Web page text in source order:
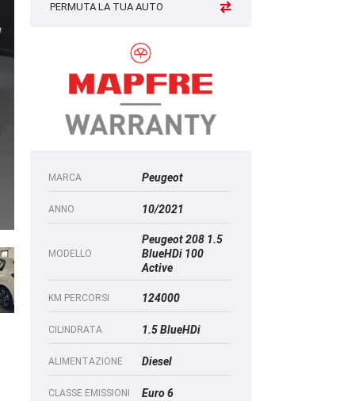
PERMUTA LA TUA AUTO
MARCA Peugeot
ANNO 10/2021
MODELLO
Peugeot 208 1.5
BlueHDi 100
Active
KM PERCORSI 124000
CILINDRATA 1.5 BlueHDi
ALIMENTAZIONE Diesel
CLASSE EMISSIONI Euro 6